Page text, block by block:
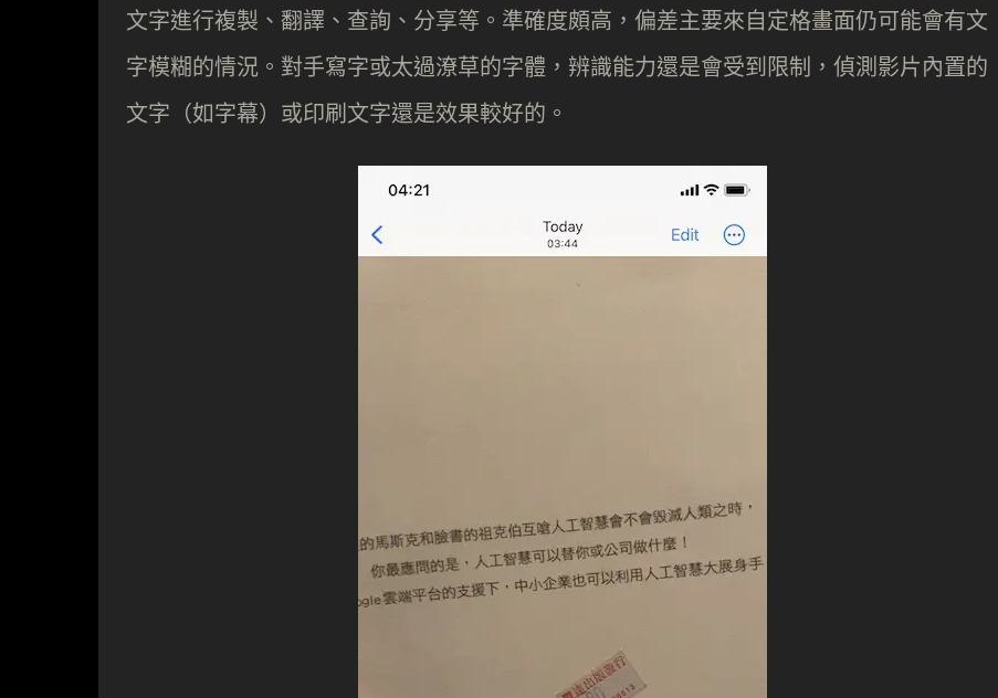
文字進行複製、翻譯、查詢、分享等。準確度頗高，偏差主要來自定格畫面仍可能會有文
字模糊的情況。對手寫字或太過潦草的字體，辨識能力還是會受到限制，偵測影片內置的
文字（如字幕）或印刷文字還是效果較好的。